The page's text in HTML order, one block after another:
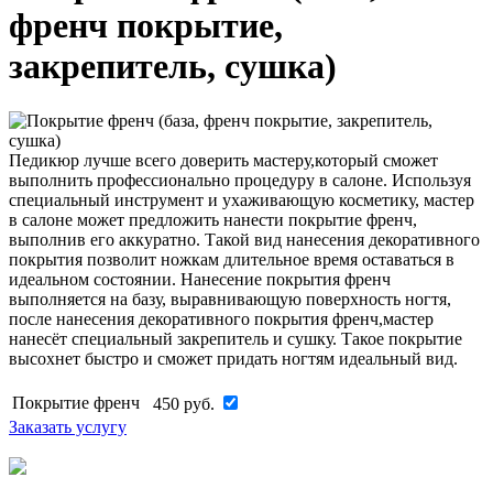
френч покрытие,
закрепитель, сушка)
Педикюр лучше всего доверить мастеру,который сможет
выполнить профессионально процедуру в салоне. Используя
специальный инструмент и ухаживающую косметику, мастер
в салоне может предложить нанести покрытие френч,
выполнив его аккуратно. Такой вид нанесения декоративного
покрытия позволит ножкам длительное время оставаться в
идеальном состоянии. Нанесение покрытия френч
выполняется на базу, выравнивающую поверхность ногтя,
после нанесения декоративного покрытия френч,мастер
нанесёт специальный закрепитель и сушку. Такое покрытие
высохнет быстро и сможет придать ногтям идеальный вид.
Покрытие френч 450 руб.
Заказать услугу